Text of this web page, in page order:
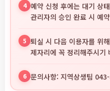
4 예약 신청 후에는 대기 상
관리자의 승인 완료 시 예
5 퇴실 시 다음 이용자를 위
제자리에 꼭 정리해주시기
6 문의사항: 지역상생팀